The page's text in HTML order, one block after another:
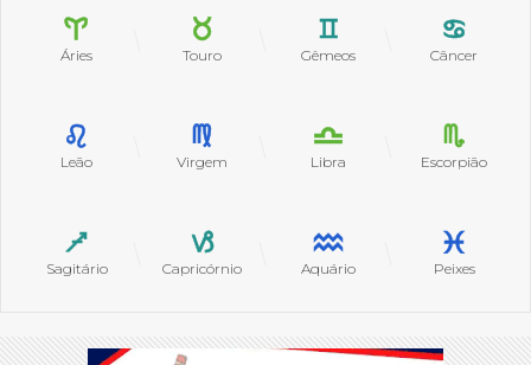
Áries Touro Gêmeos Câncer
Leão Virgem Libra Escorpião
Sagitário Capricórnio Aquário Peixes